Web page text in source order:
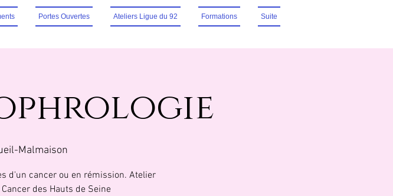
Portes Ouvertes Ateliers Ligue du 92 Formations Suite
Malmaison
d'un cancer ou en rémission. Atelier
des Hauts de Seine